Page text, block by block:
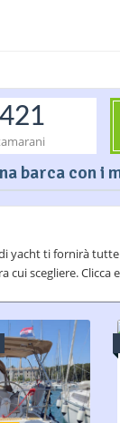
barca con i
yacht ti fornirà
cui scegliere. Clicca